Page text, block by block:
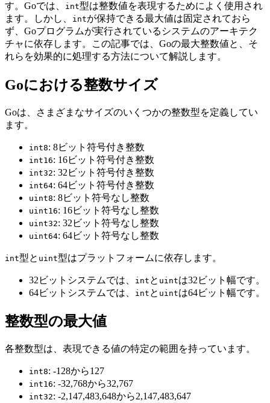
す。Goでは、
int型は整数値を表現するためによく使用され
ます。しかし、
intが保持できる最大値は固定されておら
ず、Goプログラムが実行されているシステムのアーキテク
チャに依存します。この記事では、Goの最大整数値と、そ
れらを効果的に処理する方法について解説します。
Goにおける整数サイズ
Goは、さまざまなサイズのいくつかの整数型を定義してい
ます。
int8: 8ビット符号付き整数
int16: 16ビット符号付き整数
int32: 32ビット符号付き整数
int64: 64ビット符号付き整数
uint8: 8ビット符号なし整数
uint16: 16ビット符号なし整数
uint32: 32ビット符号なし整数
uint64: 64ビット符号なし整数
int型と uint型はプラットフォームに依存します。
32ビットシステムでは、 int と uintは32ビット幅です。
64ビットシステムでは、
int と uintは64ビット幅です。
整数型の最大値
各整数型は、表現できる値の特定の範囲を持っています。
int8: -128から127
int16: -32,768から32,767
int32: -2,147,483,648から2,147,483,647